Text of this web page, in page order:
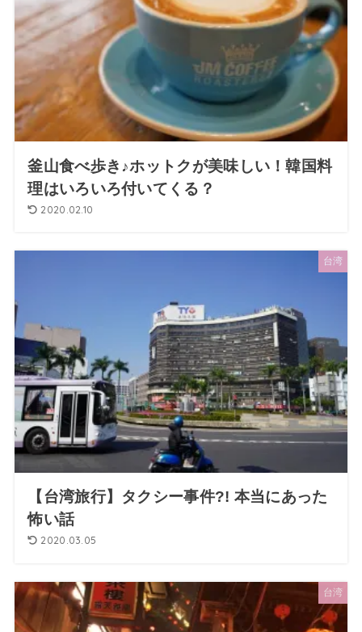
釜山食べ歩き♪ホットクが美味しい！韓国料
理はいろいろ付いてくる？
2020.02.10
台湾
【台湾旅行】タクシー事件?! 本当にあった
怖い話
2020.03.05
台湾